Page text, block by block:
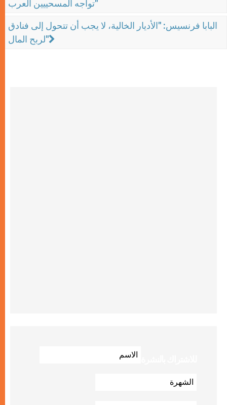
تواجه المسحييين العرب"
البابا فرنسيس: "الأديار الخالية، لا يجب أن تتحول إلى فنادق
لربح المال"